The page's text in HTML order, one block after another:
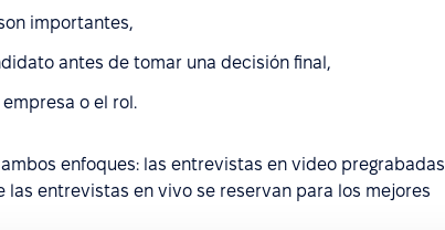
importantes,
antes de tomar una decisión final,
o el rol.
enfoques: las entrevistas en video pregrabadas
entrevistas en vivo se reservan para los mejores